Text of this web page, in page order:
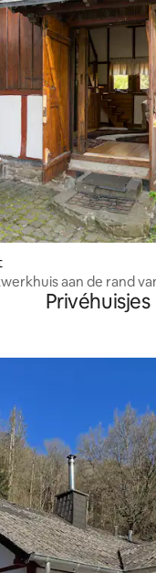
aan de rand
Privéhuisjes